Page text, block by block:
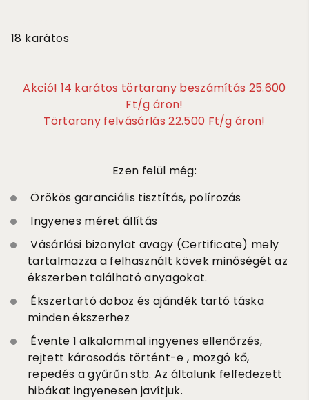
18 karátos
Akció! 14 karátos törtarany beszámítás 25.600
Ft/g áron!
Törtarany felvásárlás 22.500 Ft/g áron!
Ezen felül még:
Örökös garanciális tisztítás, polírozás
Ingyenes méret állítás
Vásárlási bizonylat avagy (Certificate) mely
tartalmazza a felhasznált kövek minőségét az
ékszerben található anyagokat.
Ékszertartó doboz és ajándék tartó táska
minden ékszerhez
Évente 1 alkalommal ingyenes ellenőrzés,
rejtett károsodás történt-e , mozgó kő,
repedés a gyűrűn stb. Az általunk felfedezett
hibákat ingyenesen javítjuk.